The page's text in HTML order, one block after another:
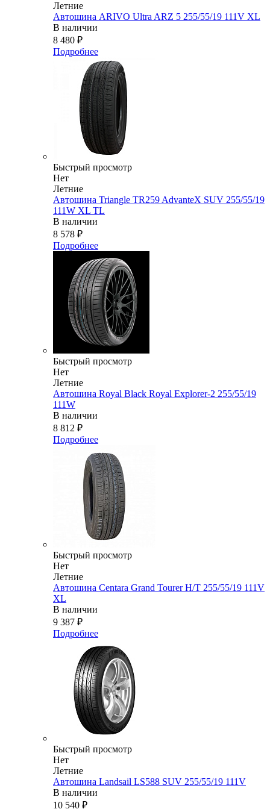
Летние
Автошина ARIVO Ultra ARZ 5 255/55/19 111V XL
В наличии
8 480 ₽
Подробнее
Быстрый просмотр
Нет
Летние
Автошина Triangle TR259 AdvanteX SUV 255/55/19
111W XL TL
В наличии
8 578 ₽
Подробнее
Быстрый просмотр
Нет
Летние
Автошина Royal Black Royal Explorer-2 255/55/19
111W
В наличии
8 812 ₽
Подробнее
Быстрый просмотр
Нет
Летние
Автошина Centara Grand Tourer H/T 255/55/19 111V
XL
В наличии
9 387 ₽
Подробнее
Быстрый просмотр
Нет
Летние
Автошина Landsail LS588 SUV 255/55/19 111V
В наличии
10 540 ₽